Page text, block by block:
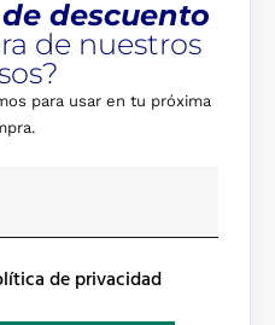
descuento
de nuestros
para usar en tu próxima
de privacidad